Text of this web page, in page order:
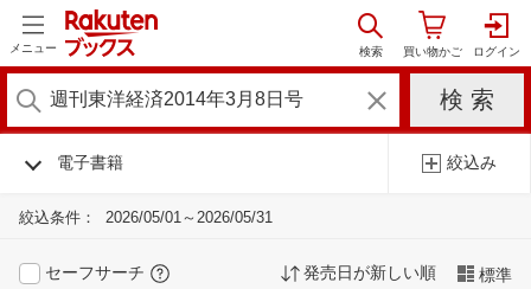
メニュー
電子書籍 絞込み
絞込条件： 2026/05/01～2026/05/31
セーフサーチ 発売日が新しい順 標準